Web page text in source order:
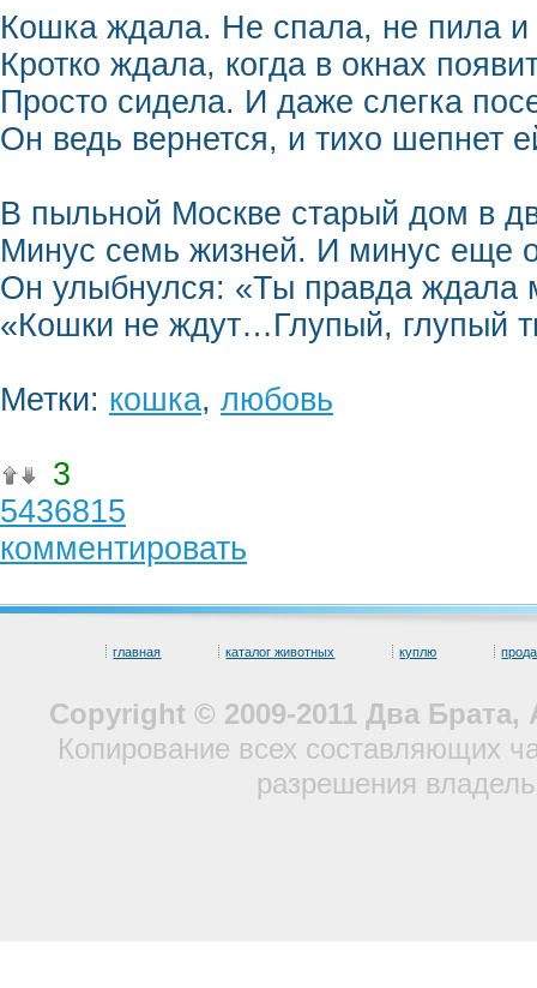
Кошка ждала. Не спала, не пила и
Кротко ждала, когда в окнах
Просто сидела. И даже слегка
Он ведь вернется, и тихо шепнет
В пыльной Москве старый дом в
Минус семь жизней. И минус еще
Он улыбнулся: «Ты правда ждала
«Кошки не ждут…Глупый, глупый
Метки: кошка, любовь
3
5436815
комментировать
главная каталог животных куплю
Copyright © 2009-2011 Два
Копирование всех составляющих
разрешения